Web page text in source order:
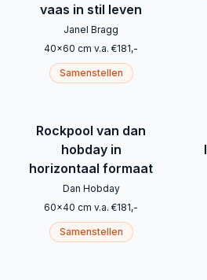
vaas in stil leven
Janel Bragg
40x60 cm v.a. €181,-
Samenstellen
Rockpool van dan
hobday in
horizontaal formaat
Dan Hobday
60x40 cm v.a. €181,-
Samenstellen